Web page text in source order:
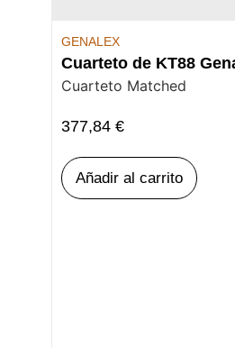
GENALEX
Cuarteto de KT88
Cuarteto Matched
377,84 €
Añadir al carrito